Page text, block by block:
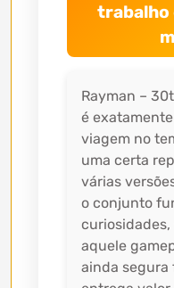
trabalho
Rayman –
é
viagem no
uma certa
várias
o conjunto
aquele
ainda segura